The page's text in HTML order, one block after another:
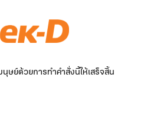
ษย์ด้วยการทำคำสั่งนี้ให้เสร็จสิ้น